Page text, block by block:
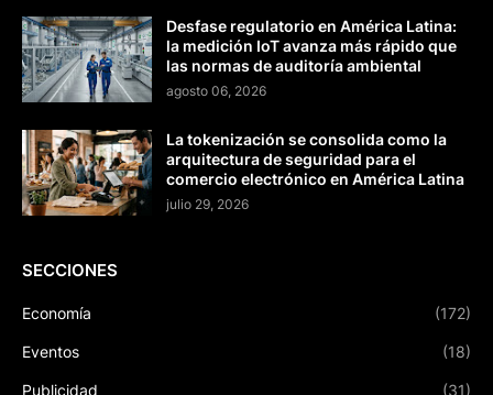
Desfase regulatorio en América Latina:
la medición IoT avanza más rápido que
las normas de auditoría ambiental
agosto 06, 2026
La tokenización se consolida como la
arquitectura de seguridad para el
comercio electrónico en América Latina
julio 29, 2026
SECCIONES
Economía (172)
Eventos (18)
Publicidad (31)